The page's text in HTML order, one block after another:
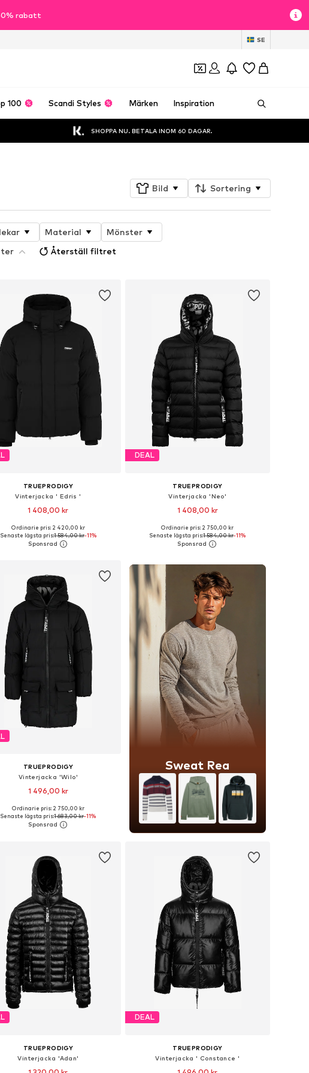
rabatt
SE
100 Scandi Styles Märken Inspiration
SHOPPA NU. BETALA INOM 60 DAGAR.
Bild Sortering
Material
Mönster
Återställ filtret
TRUEPRODIGY
Vinterjacka ' Edris '
1 408,00 kr
storlekar: XS, S, M, L, XL, XXL
Lägg till i varukorgen
Ordinarie pris: 2 420,00 kr
Senaste lägsta pris:1 584,00 kr-11%
DEAL
TRUEPRODIGY
Vinterjacka 'Neo'
1 408,00 kr
Tillgängliga storlekar: XS, S, M, L, XL, XXL
Lägg till i varukorgen
Ordinarie pris: 2 750,00 kr
Senaste lägsta pris:1 584,00 kr-11%
TRUEPRODIGY
Vinterjacka 'Wilo'
1 496,00 kr
storlekar: XS, S, M, L, XL, XXL
Lägg till i varukorgen
Ordinarie pris: 2 750,00 kr
Senaste lägsta pris:1 683,00 kr-11%
Sweat Rea
TRUEPRODIGY
Vinterjacka 'Adan'
DEAL
TRUEPRODIGY
Vinterjacka ' Constance '